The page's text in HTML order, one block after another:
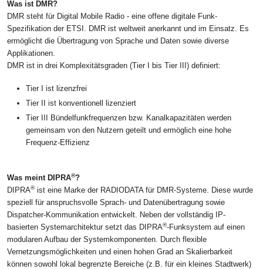
Was ist DMR?
DMR steht für Digital Mobile Radio - eine offene digitale Funk-
Spezifikation der ETSI. DMR ist weltweit anerkannt und im Einsatz. Es
ermöglicht die Übertragung von Sprache und Daten sowie diverse
Applikationen.
DMR ist in drei Komplexitätsgraden (Tier I bis Tier III) definiert:
Tier I ist lizenzfrei
Tier II ist konventionell lizenziert
Tier III Bündelfunkfrequenzen bzw. Kanalkapazitäten werden
gemeinsam von den Nutzern geteilt und ermöglich eine hohe
Frequenz-Effizienz
Was meint DIPRA®?
DIPRA®ist eine Marke der RADIODATA für DMR-Systeme. Diese wurde
speziell für anspruchsvolle Sprach- und Datenübertragung sowie
Dispatcher-Kommunikation entwickelt. Neben der vollständig IP-
basierten Systemarchitektur setzt das DIPRA®-Funksystem auf einen
modularen Aufbau der Systemkomponenten. Durch flexible
Vernetzungsmöglichkeiten und einen hohen Grad an Skalierbarkeit
können sowohl lokal begrenzte Bereiche (z.B. für ein kleines Stadtwerk)